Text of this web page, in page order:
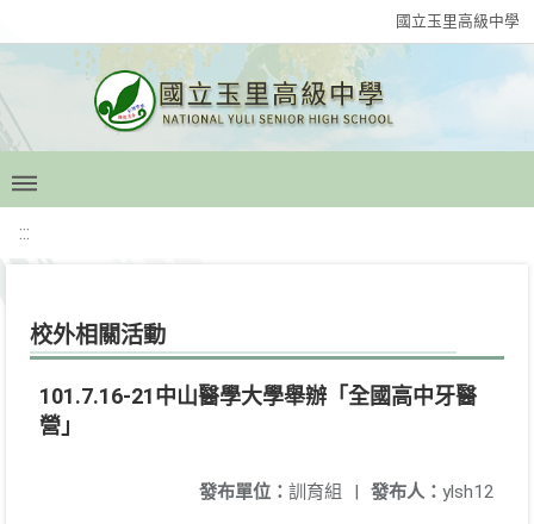
國立玉里高級中學
:::
校外相關活動
101.7.16-21中山醫學大學舉辦「全國高中牙醫
營」
發布人： ylsh12
發布單位： 訓育組 |